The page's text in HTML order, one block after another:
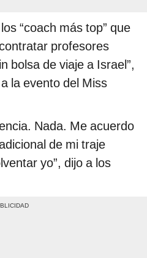
“coach más top” que
profesores
bolsa de viaje a Israel”,
la evento del Miss
Nada. Me acuerdo
de mi traje
yo”, dijo a los